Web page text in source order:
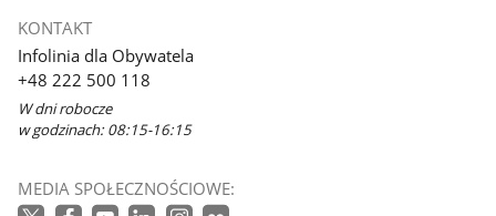
KONTAKT
Infolinia dla Obywatela
+48 222 500 118
W dni robocze
w godzinach: 08:15-16:15
MEDIA SPOŁECZNOŚCIOWE: